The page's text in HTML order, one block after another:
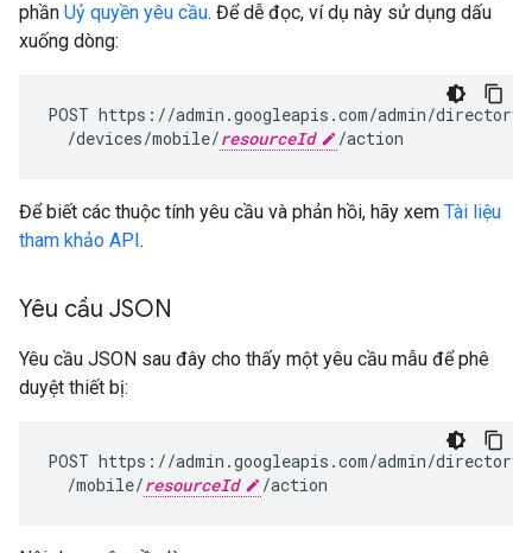
phần Uỷ quyền yêu cầu. Để dễ đọc, ví dụ này sử dụng dấu
xuống dòng:
POST https://admin.googleapis.com/admin/
/devices/mobile/resourceId /action
Để biết các thuộc tính yêu cầu và phản hồi, hãy xem Tài liệu
tham khảo API.
Yêu cầu JSON
Yêu cầu JSON sau đây cho thấy một yêu cầu mẫu để phê
duyệt thiết bị:
POST
/mobile/resourceId /action